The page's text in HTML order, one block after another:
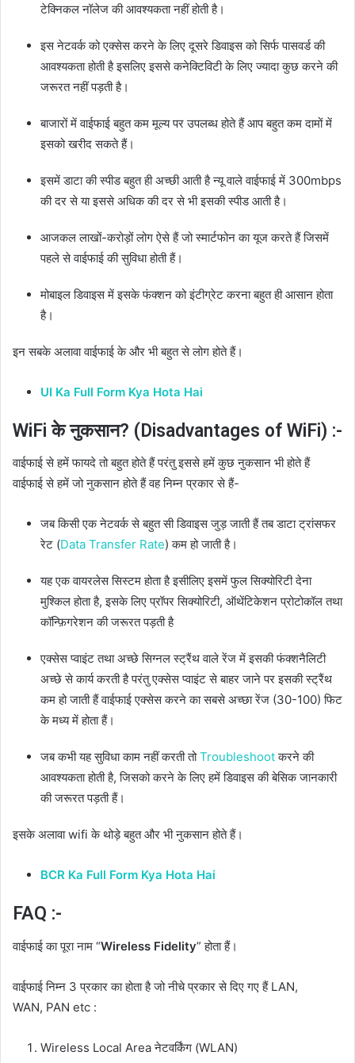
टेक्निकल नॉलेज की आवश्यकता नहीं होती है।
इस नेटवर्क को एक्सेस करने के लिए दूसरे डिवाइस को सिर्फ पासवर्ड की
आवश्यकता होती है इसलिए इससे कनेक्टिविटी के लिए ज्यादा कुछ करने की
जरूरत नहीं पड़ती है।
बाजारों में वाईफाई बहुत कम मूल्य पर उपलब्ध होते हैं आप बहुत कम दामों में
इसको खरीद सकते हैं।
इसमें डाटा की स्पीड बहुत ही अच्छी आती है न्यू वाले वाईफाई में 300mbps
की दर से या इससे अधिक की दर से भी इसकी स्पीड आती है।
आजकल लाखों-करोड़ों लोग ऐसे हैं जो स्मार्टफोन का यूज करते हैं जिसमें
पहले से वाईफाई की सुविधा होती हैं।
मोबाइल डिवाइस में इसके फंक्शन को इंटीग्रेट करना बहुत ही आसान होता
है।
इन सबके अलावा वाईफाई के और भी बहुत से लोग होते हैं।
UI Ka Full Form Kya Hota Hai
WiFi के नुकसान? (Disadvantages of WiFi) :-
वाईफाई से हमें फायदे तो बहुत होते हैं परंतु इससे हमें कुछ नुकसान भी होते हैं
वाईफाई से हमें जो नुकसान होते हैं वह निम्न प्रकार से हैं-
जब किसी एक नेटवर्क से बहुत सी डिवाइस जुड़ जाती हैं तब डाटा ट्रांसफर
रेट (Data Transfer Rate) कम हो जाती है।
यह एक वायरलेस सिस्टम होता है इसीलिए इसमें फुल सिक्योरिटी देना
मुश्किल होता है, इसके लिए प्रॉपर सिक्योरिटी, ऑथेंटिकेशन प्रोटोकॉल तथा
कॉन्फ़िगरेशन की जरूरत पड़ती है
एक्सेस प्वाइंट तथा अच्छे सिग्नल स्ट्रैंथ वाले रेंज में इसकी फंक्शनैलिटी
अच्छे से कार्य करती है परंतु एक्सेस प्वाइंट से बाहर जाने पर इसकी स्ट्रैंथ
कम हो जाती हैं वाईफाई एक्सेस करने का सबसे अच्छा रेंज (30-100) फिट
के मध्य में होता हैं।
जब कभी यह सुविधा काम नहीं करती तोTroubleshootकरने की
आवश्यकता होती है, जिसको करने के लिए हमें डिवाइस की बेसिक जानकारी
की जरूरत पड़ती हैं।
इसके अलावा wifi के थोड़े बहुत और भी नुकसान होते हैं।
BCR Ka Full Form Kya Hota Hai
FAQ :-
वाईफाई का पूरा नाम “Wireless Fidelity” होता हैं।
वाईफाई निम्न 3 प्रकार का होता है जो नीचे प्रकार से दिए गए हैं LAN,
WAN, PAN etc :
Wireless Local Area नेटवर्किंग (WLAN)